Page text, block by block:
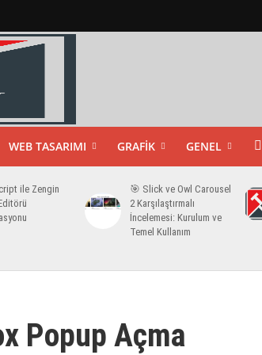
WEB TASARIMI GRAFIK GENEL
ile Zengin
🎯 Slick ve Owl Carousel
2 Karşılaştırmalı
İncelemesi: Kurulum ve
Temel Kullanım
Popup Açma